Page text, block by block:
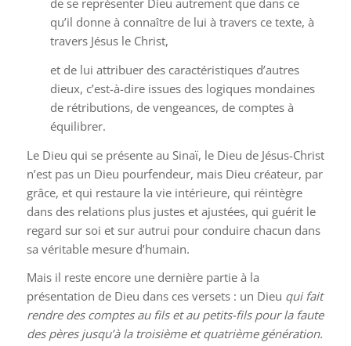
de se représenter Dieu autrement que dans ce
qu’il donne à connaître de lui à travers ce texte, à
travers Jésus le Christ,
et de lui attribuer des caractéristiques d’autres
dieux, c’est-à-dire issues des logiques mondaines
de rétributions, de vengeances, de comptes à
équilibrer.
Le Dieu qui se présente au Sinaï, le Dieu de Jésus-Christ
n’est pas un Dieu pourfendeur, mais Dieu créateur, par
grâce, et qui restaure la vie intérieure, qui réintègre
dans des relations plus justes et ajustées, qui guérit le
regard sur soi et sur autrui pour conduire chacun dans
sa véritable mesure d’humain.
Mais il reste encore une dernière partie à la
présentation de Dieu dans ces versets : un Dieu qui fait
rendre des comptes au fils et au petits-fils pour la faute
des pères jusqu’à la troisième et quatrième génération.